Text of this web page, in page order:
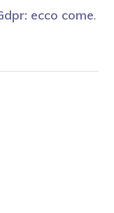
ecco come.